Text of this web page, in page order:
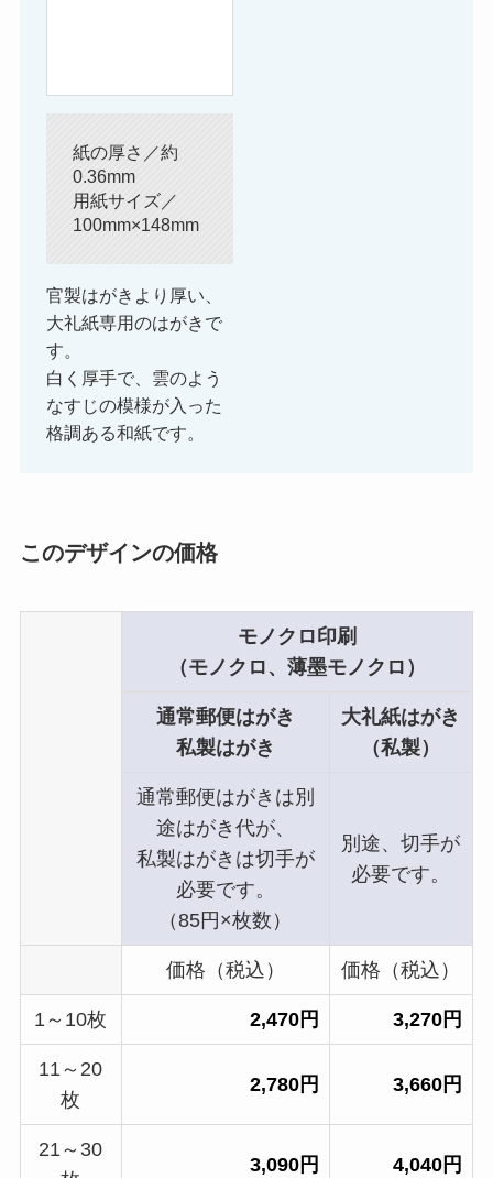
紙の厚さ／約
0.36mm
用紙サイズ／
100mm×148mm
官製はがきより厚い、
大礼紙専用のはがきで
す。
白く厚手で、雲のよう
なすじの模様が入った
格調ある和紙です。
このデザインの価格
モノクロ印刷
（モノクロ、薄墨モノクロ）
通常郵便はがき
私製はがき
大礼紙はがき
（私製）
通常郵便はがきは別
途はがき代が、
私製はがきは切手が
必要です。
（85円×枚数）
別途、切手が
必要です。
価格（税込） 価格（税込）
1～10枚 2,470円 3,270円
11～20
枚
2,780円 3,660円
21～30
3,090円 4,040円